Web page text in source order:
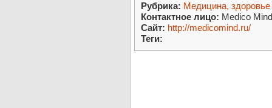
Рубрика: Медицина, здоровье
Контактное лицо: Medico Mind
Сайт: http://medicomind.ru/
Теги: